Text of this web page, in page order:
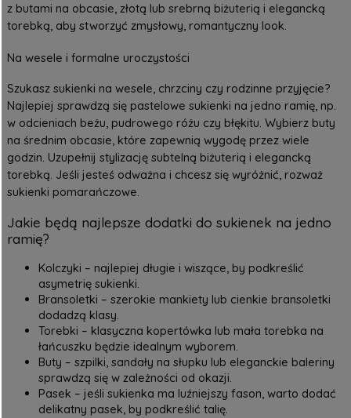
z butami na obcasie, złotą lub srebrną biżuterią i elegancką
torebką, aby stworzyć zmysłowy, romantyczny look.
Na wesele i formalne uroczystości
Szukasz sukienki na wesele, chrzciny czy rodzinne przyjęcie?
Najlepiej sprawdzą się pastelowe sukienki na jedno ramię, np.
w odcieniach beżu, pudrowego różu czy błękitu. Wybierz buty
na średnim obcasie, które zapewnią wygodę przez wiele
godzin. Uzupełnij stylizację subtelną biżuterią i elegancką
torebką. Jeśli jesteś odważna i chcesz się wyróżnić, rozważ
sukienki pomarańczowe.
Jakie będą najlepsze dodatki do sukienek na jedno
ramię?
Kolczyki – najlepiej długie i wiszące, by podkreślić
asymetrię sukienki.
Bransoletki – szerokie mankiety lub cienkie bransoletki
dodadzą klasy.
Torebki – klasyczna kopertówka lub mała torebka na
łańcuszku będzie idealnym wyborem.
Buty – szpilki, sandały na słupku lub eleganckie baleriny
sprawdzą się w zależności od okazji.
Pasek – jeśli sukienka ma luźniejszy fason, warto dodać
delikatny pasek, by podkreślić talię.